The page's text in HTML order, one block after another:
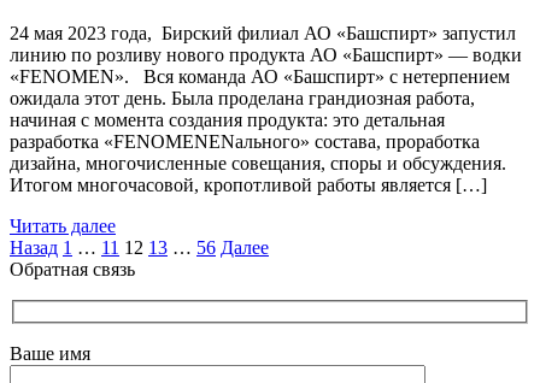
24 мая 2023 года, Бирский филиал АО «Башспирт» запустил
линию по розливу нового продукта АО «Башспирт» — водки
«FENOMEN». Вся команда АО «Башспирт» с нетерпением
ожидала этот день. Была проделана грандиозная работа,
начиная с момента создания продукта: это детальная
разработка «FENOMENENального» состава, проработка
дизайна, многочисленные совещания, споры и обсуждения.
Итогом многочасовой, кропотливой работы является […]
Читать далее
Пагинация
записей
Назад 1 … 11 12 13 … 56 Далее
Обратная связь
Ваше имя